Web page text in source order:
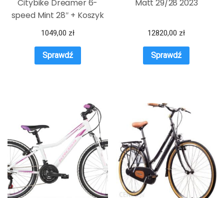
Citybike Dreamer 6-
speed Mint 28″ + Koszyk
1049,00 zł
Sprawdź
Matt 29/28 2023
12820,00 zł
Sprawdź